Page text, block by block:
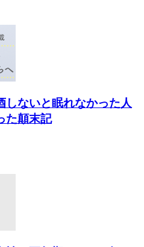
しないと眠れなかった人
た顛末記